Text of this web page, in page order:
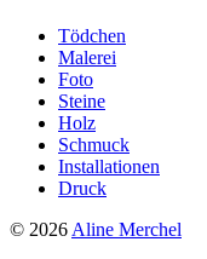
Tödchen
Malerei
Foto
Steine
Holz
Schmuck
Installationen
Druck
© 2026 Aline Merchel